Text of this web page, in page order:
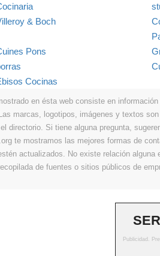
& Boch
Pons
Cocinas
en ésta web consiste en
marcas, logotipos, imágenes y textos
directorio. Si tiene alguna pregunta,
te mostramos las mejores formas de
actualizados. No existe relación
de fuentes o sitios públicos de
Publicidad.